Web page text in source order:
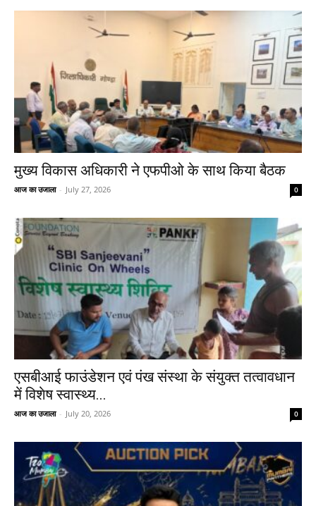
मुख्य विकास अधिकारी ने एफपीओ के साथ किया बैठक
आज का उजाला - July 27, 2026 0
एसबीआई फाउंडेशन एवं पंख संस्था के संयुक्त तत्वावधान
में विशेष स्वास्थ्य...
आज का उजाला - July 20, 2026 0